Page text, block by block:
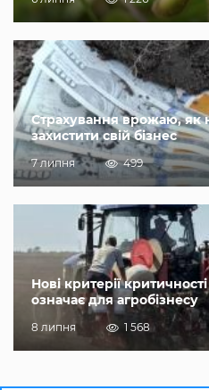
Страхування врожаю, як
захистити свій бізнес
7 липня 499
Нові критерії
означає для агробізнесу
8 липня 1 568